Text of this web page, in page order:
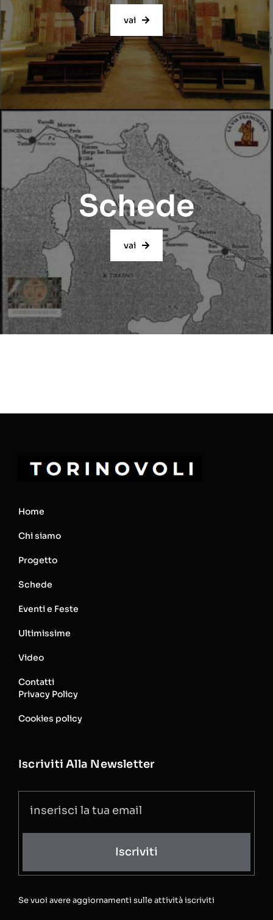
vai
Schede
vai
Home
Chi siamo
Progetto
Schede
Eventi e Feste
Ultimissime
Video
Contatti
Privacy Policy
Cookies policy
Iscriviti Alla Newsletter
Iscriviti
Se vuoi avere aggiornamenti sulle attività iscriviti